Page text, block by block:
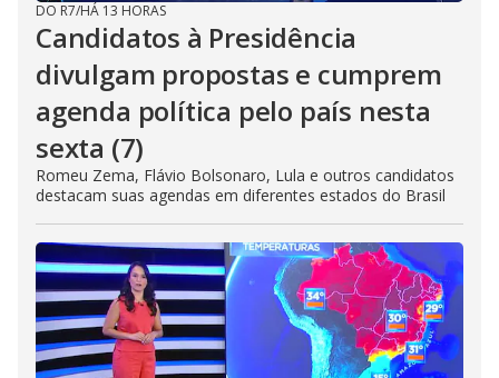
DO R7/HÁ 13 HORAS
Candidatos à Presidência
divulgam propostas e cumprem
agenda política pelo país nesta
sexta (7)
Romeu Zema, Flávio Bolsonaro, Lula e outros candidatos
destacam suas agendas em diferentes estados do Brasil